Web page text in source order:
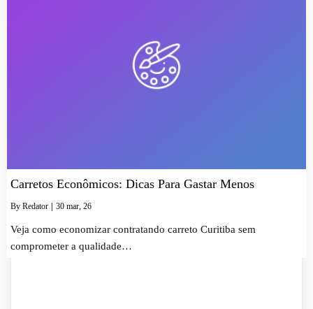
Carretos Econômicos: Dicas Para Gastar Menos
By Redator | 30 mar , 26
Veja como economizar contratando carreto Curitiba sem
comprometer a qualidade…